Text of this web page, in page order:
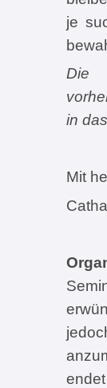
je
Die
in
Mit